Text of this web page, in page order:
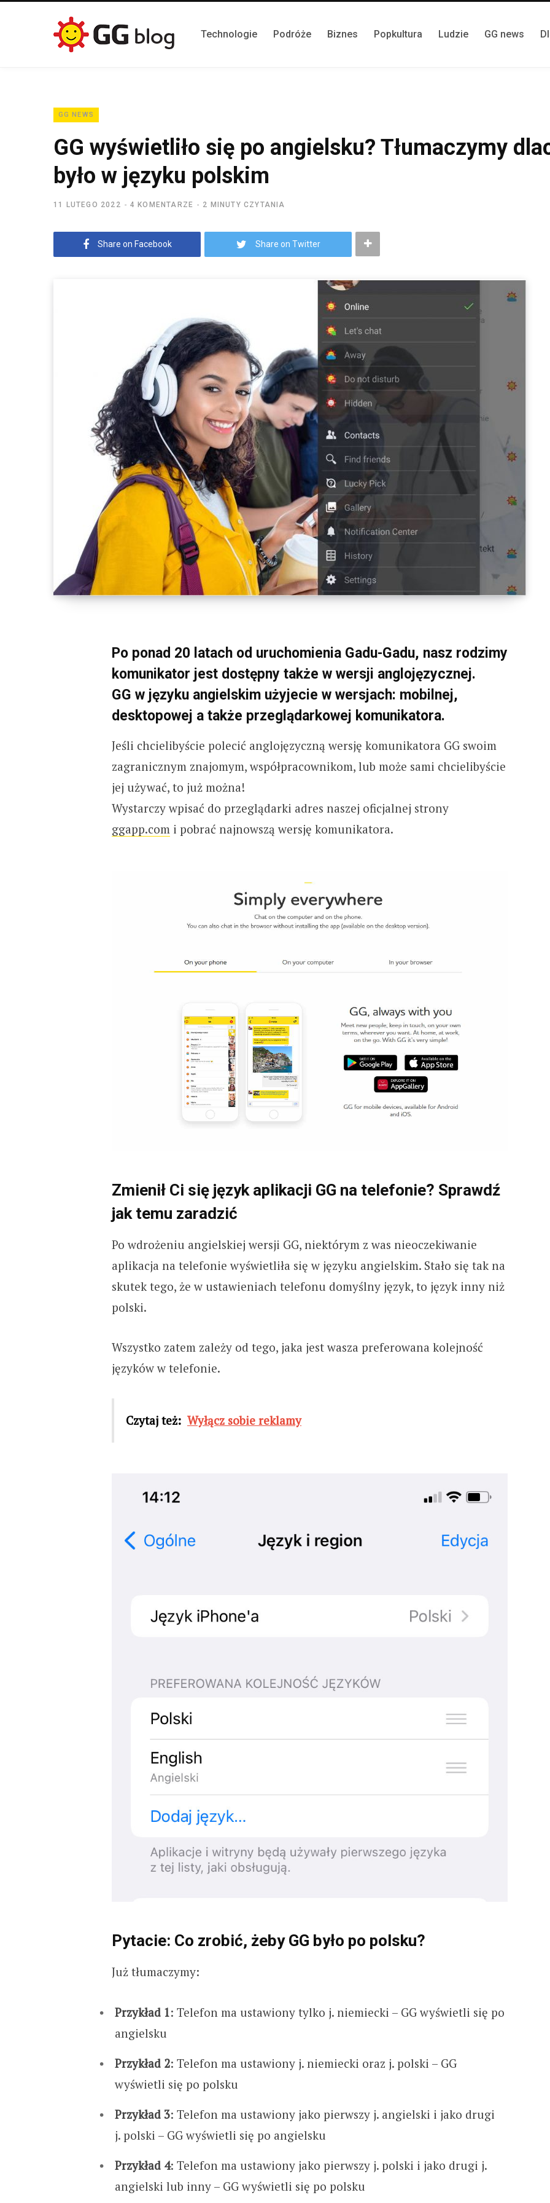
Technologie Podróże Biznes Popkultura Ludzie GG news
GG NEWS
GG wyświetliło się po angielsku? Tłumaczymy
było w języku polskim
11 LUTEGO 2022 4 KOMENTARZE 2 MINUTY CZYTANIA
Share on Facebook Share on Twitter
Po ponad 20 latach od uruchomienia Gadu-Gadu, nasz rodzimy
komunikator jest dostępny także w wersji anglojęzycznej.
GG w języku angielskim użyjecie w wersjach: mobilnej,
desktopowej a także przeglądarkowej komunikatora.
Jeśli chcielibyście polecić anglojęzyczną wersję komunikatora GG swoim
zagranicznym znajomym, współpracownikom, lub może sami chcielibyście
jej używać, to już można!
Wystarczy wpisać do przeglądarki adres naszej oficjalnej strony
ggapp.comi pobrać najnowszą wersję komunikatora.
Zmienił Ci się język aplikacji GG na telefonie? Sprawdź
jak temu zaradzić
Po wdrożeniu angielskiej wersji GG, niektórym z was nieoczekiwanie
aplikacja na telefonie wyświetliła się w języku angielskim. Stało się tak na
skutek tego, że w ustawieniach telefonu domyślny język, to język inny niż
polski.
Wszystko zatem zależy od tego, jaka jest wasza preferowana kolejność
języków w telefonie.
Czytaj też: Wyłącz sobie reklamy
Pytacie: Co zrobić, żeby GG było po polsku?
Już tłumaczymy:
Przykład 1: Telefon ma ustawiony tylko j. niemiecki – GG wyświetli się po
angielsku
Przykład 2: Telefon ma ustawiony j. niemiecki oraz j. polski – GG
wyświetli się po polsku
Przykład 3: Telefon ma ustawiony jako pierwszy j. angielski i jako drugi
j. polski – GG wyświetli się po angielsku
Przykład 4: Telefon ma ustawiony jako pierwszy j. polski i jako drugi j.
angielski lub inny – GG wyświetli się po polsku